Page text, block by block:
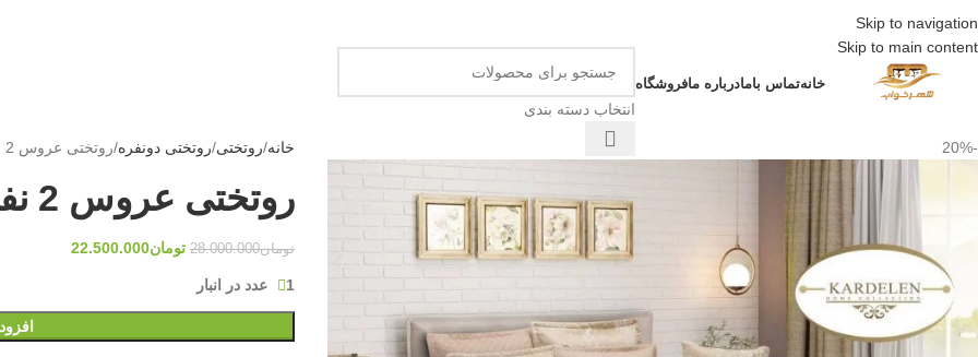
Skip to navigation
Skip to main content
خانهتماس بامادرباره مافروشگاه
انتخاب دسته بندی
-20% خانه روتختی روتختی دونفره روتختی عروس 2 نفره مخمل ژاکارد 01
روتختی عروس 2 نفره مخمل ژاکارد 01
تومان28.000.000 تومان22.500.000
1 عدد در انبار